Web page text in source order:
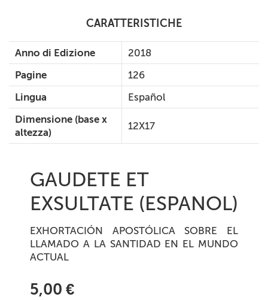
CARATTERISTICHE
Anno di Edizione
2018
Pagine
126
Lingua
Español
Dimensione (base x
altezza)
12X17
GAUDETE ET
EXSULTATE (ESPANOL)
EXHORTACIÓN APOSTÓLICA SOBRE EL
LLAMADO A LA SANTIDAD EN EL MUNDO
ACTUAL
5,00 €